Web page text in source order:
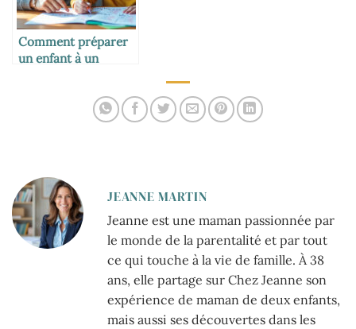
Comment préparer
un enfant à un
JEANNE MARTIN
Jeanne est une maman passionnée par
le monde de la parentalité et par tout
ce qui touche à la vie de famille. À 38
ans, elle partage sur Chez Jeanne son
expérience de maman de deux enfants,
mais aussi ses découvertes dans les